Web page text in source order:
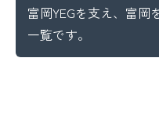
富岡YEGを支え、富岡
一覧です。